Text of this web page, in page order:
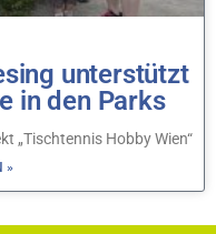
unterstützt
in den Parks
„Tischtennis Hobby Wien“
»